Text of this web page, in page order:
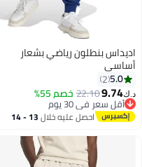
بنطلون رياضي بشعار
2
22.10خصم 55%
في 30 يوم
في 30 يوم
احصل عليه خلال 13 - 14